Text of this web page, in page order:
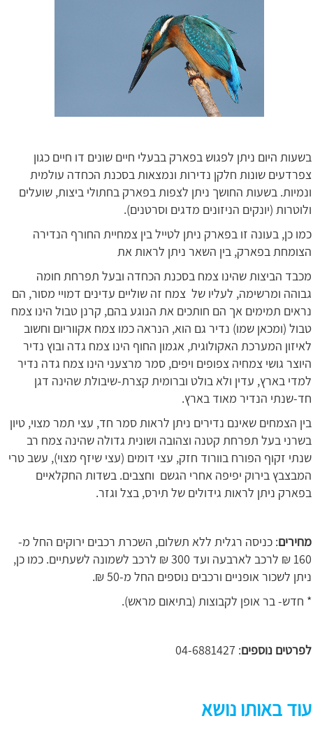
בשעות היום ניתן לפגוש בפארק בבעלי חיים שונים דו חיים כגון
צפרדעים שונות חלקן נדירות ונמצאות בסכנת הכחדה עולמית
ונמיות. בשעות החושך ניתן לצפות בפארק בחתולי ביצות, שועלים
ולוטרות (יונקים הניזונים מדגים וסרטנים).
כמו כן, בעונה זו בפארק ניתן לטייל בין צמחיית החורף הנדירה
הצומחת בפארק, בין השאר ניתן לראות את
מכבד הביצות שהינו צמח בסכנת הכחדה ובעל תפרחת חומה
גבוהה ומרשימה, לעליו של צמח זה שוליים עדינים דמויי מסור, הם
נראים תמימים אך הם חותכים את הנוגע בהם, קרנן טבול הינו צמח
טבול (ומכאן שמו) נדיר גם הוא, הנראה כמו צמח אקווריום וחשוב
לאיזון המערכת האקולוגית, אגמון החוף הינו צמח גדה ובוץ נדיר
היוצר גושי צמחיה צפופים ויפים, סמר מרצעני הינו צמח גדה נדיר
למדי בארץ, עדין ולא בולט וברומית קצרת-שיבולת שהינה דגן
חד-שנתי הנדיר מאוד בארץ.
בין הצמחים שאינם נדירים ניתן לראות סמר חד, עצי תמר מצוי, טיון
בשרני בעל תפרחת קטנה וצהובה ושונית גדולה שהינה צמח רב
שנתי זקוף הפורח בוורוד חזק, עצי דומים (עצי שיזף מצוי), עשב טרי
המבצבץ בירוק יפיפה אחרי הגשם וחצבים. בשדות החקלאיים
בפארק ניתן לראות גידולים של תירס, בצל וגזר.
מחירים: כניסה רגלית ללא תשלום, השכרת רכבים ירוקים החל מ-
160 ₪ לרכב לארבעה ועד 300 ₪ לרכב לשמונה לשעתיים. כמו כן,
ניתן לשכור אופניים ורכבים נוספים החל מ-50 ₪.
* חדש- בר אופן לקבוצות (בתיאום מראש).
לפרטים נוספים: 04-6881427
עוד באותו נושא